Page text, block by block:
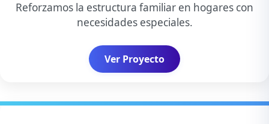
Reforzamos la estructura familiar en hogares con
necesidades especiales.
Ver Proyecto